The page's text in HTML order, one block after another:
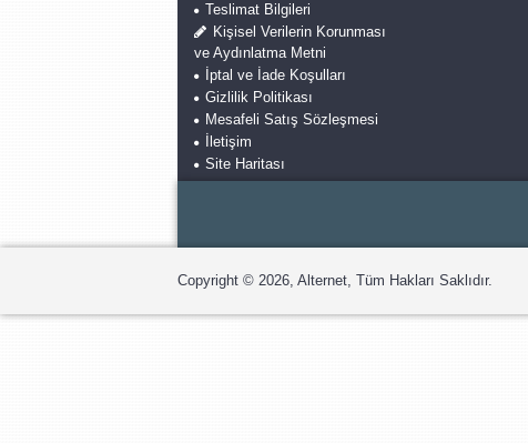
Teslimat Bilgileri
Kişisel Verilerin Korunması
ve Aydınlatma Metni
İptal ve İade Koşulları
Gizlilik Politikası
Mesafeli Satış Sözleşmesi
İletişim
Site Haritası
Copyright © 2026, Alternet, Tüm Hakları Saklıdır.